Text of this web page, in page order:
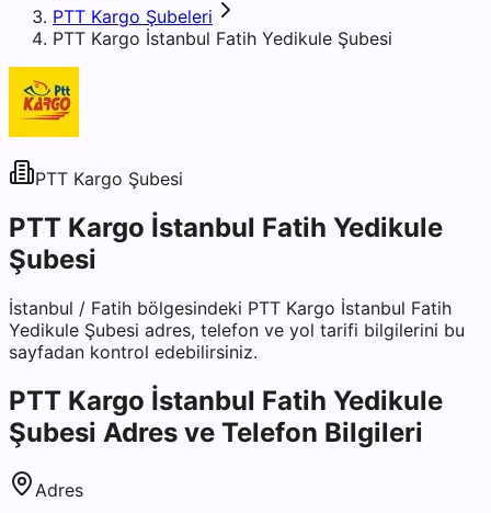
PTT Kargo Şubeleri
PTT Kargo İstanbul Fatih Yedikule Şubesi
PTT Kargo Şubesi
PTT Kargo İstanbul Fatih Yedikule
Şubesi
İstanbul / Fatih bölgesindeki PTT Kargo İstanbul Fatih
Yedikule Şubesi adres, telefon ve yol tarifi bilgilerini bu
sayfadan kontrol edebilirsiniz.
PTT Kargo İstanbul Fatih Yedikule
Şubesi Adres ve Telefon Bilgileri
Adres